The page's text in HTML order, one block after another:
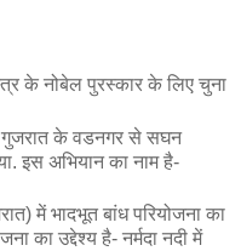
के नोबेल पुरस्कार के लिए चुना
गुजरात के वडनगर से सघन
इस अभियान का नाम है-
में भादभूत बांध परियोजना का
का उद्देश्य है- नर्मदा नदी में